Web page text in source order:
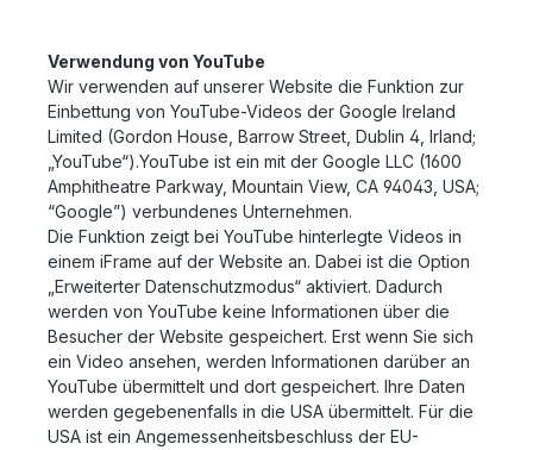
Verwendung von YouTube
Wir verwenden auf unserer Website die Funktion zur
Einbettung von YouTube-Videos der Google Ireland
Limited (Gordon House, Barrow Street, Dublin 4, Irland;
„YouTube“).YouTube ist ein mit der Google LLC (1600
Amphitheatre Parkway, Mountain View, CA 94043, USA;
“Google”) verbundenes Unternehmen.
Die Funktion zeigt bei YouTube hinterlegte Videos in
einem iFrame auf der Website an. Dabei ist die Option
„Erweiterter Datenschutzmodus“ aktiviert. Dadurch
werden von YouTube keine Informationen über die
Besucher der Website gespeichert. Erst wenn Sie sich
ein Video ansehen, werden Informationen darüber an
YouTube übermittelt und dort gespeichert. Ihre Daten
werden gegebenenfalls in die USA übermittelt. Für die
USA ist ein Angemessenheitsbeschluss der EU-